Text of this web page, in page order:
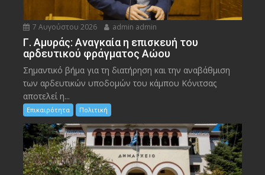
7 Αυγούστου 2026 admin admin
Γ. Αμυράς: Αναγκαία η επισκευή του
αρδευτικού φράγματος Αώου
Σημαντικό βήμα για τη διατήρηση και την αναβάθμιση
των αρδευτικών υποδομών του κάμπου Κόνιτσας
αποτελεί η...
Επικαιρότητα Πολιτική